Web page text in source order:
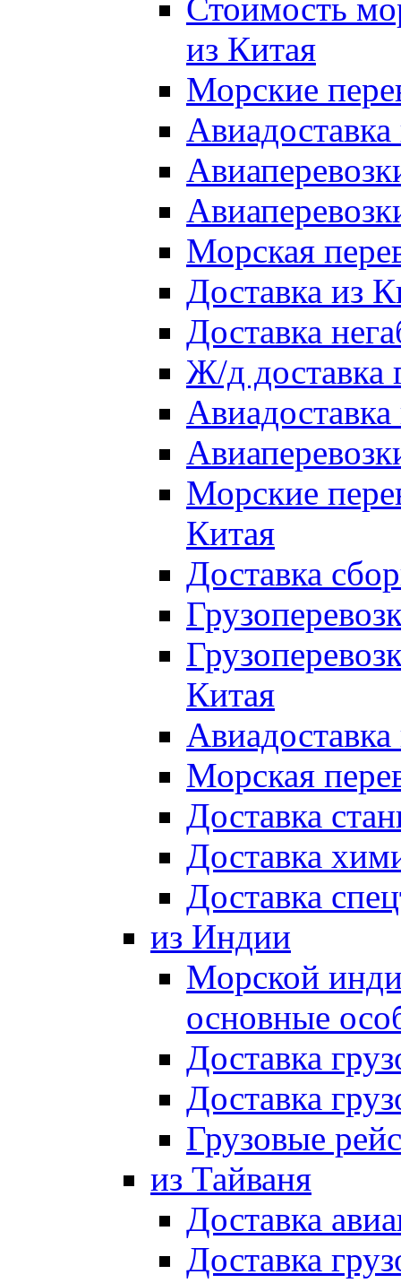
Стоимость
из Китая
Морские
Морская
Доставка из
Доставка
Ж/д доставка
Морские
Китая
Доставка
Китая
Морская
Доставка
Доставка
Доставка
из Индии
Морской
основные
Доставка
Доставка
Грузовые
из Тайваня
Доставка
Доставка